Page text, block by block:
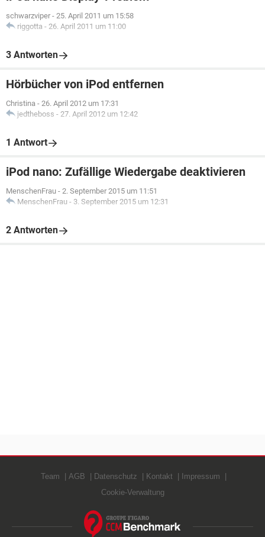
schwarzviper - 25. April 2011 um 15:58
riggotta - 26. April 2011 um 11:00
3 Antworten
Hörbücher von iPod entfernen
Christina - 26. April 2012 um 17:31
jedtheboss - 27. April 2012 um 12:42
1 Antwort
iPod nano: Zufällige Wiedergabe deaktivieren
MenschenFrau - 2. September 2015 um 11:51
MenschenFrau - 3. September 2015 um 12:31
2 Antworten
Team AGB Datenschutz Kontakt
Impressum
Cookie-Verwaltung